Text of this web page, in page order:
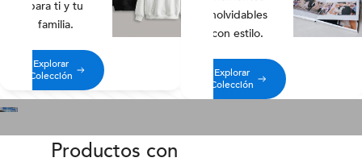
para ti y tu
familia.
Explorar
Colección
inolvidables
con estilo.
Explorar
Colección
Productos con